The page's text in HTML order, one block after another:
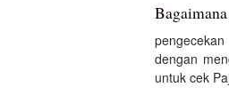
dengan
untuk cek